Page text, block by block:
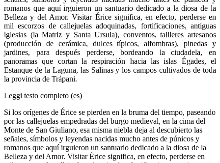
romanos que aquí irguieron un santuario dedicado a la diosa de la
Belleza y del Amor. Visitar Érice significa, en efecto, perderse en
mil escorzos de callejuelas adoquinadas, fortificaciones, antiguas
iglesias (la Matriz y Santa Ursula), conventos, tallleres artesanos
(producción de cerámica, dulces típicos, alfombras), pinedas y
jardines, para después perderse, bordeando la ciudadela, en
panoramas que cortan la respiración hacia las islas Égades, el
Estanque de la Laguna, las Salinas y los campos cultivados de toda
la provincia de Trápani.
Leggi testo completo (es)
Si los orígenes de Érice se pierden en la bruma del tiempo, paseando
por las callejuelas empedradas del burgo medieval, en la cima del
Monte de San Giuliano, esa misma niebla deja al descubierto las
señales, símbolos y leyendas nacidas mucho antes de púnicos y
romanos que aquí irguieron un santuario dedicado a la diosa de la
Belleza y del Amor. Visitar Érice significa, en efecto, perderse en